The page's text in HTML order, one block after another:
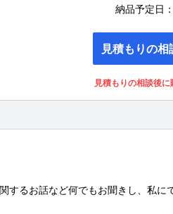
納品予定日
見積もりの相
見積もりの相談後
るお話など何でもお聞きし、私に